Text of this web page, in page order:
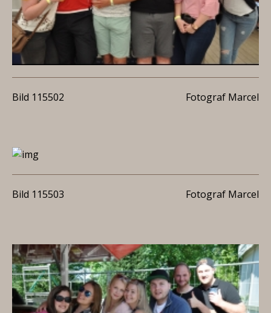
Bild 115502 Fotograf Marcel
Bild 115503 Fotograf Marcel